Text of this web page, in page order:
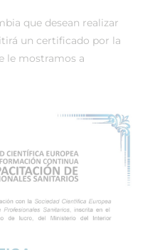
que desean realizar
un certificado por la
le mostramos a